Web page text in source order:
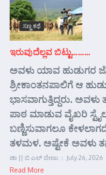
ಸಣ್ಣ ಕಥೆ
ಇರುವುದೆಲ್ಲವ ಬಿಟ್ಟು………
ಅವಳು ಯಾವ ಹುಡುಗರ
ಶ್ರೀಕಾಂತನಪಾಲಿಗೆ ಆ
ಭಾಸವಾಗುತ್ತಿದ್ದರು.
ಪಾಠ ಮಾಡುವ ವೈಖರಿ
ಬಣ್ಣಿಸುವಾಗಲೂ
ತಳಮಳ. ಅಷ್ಟೇಕೆ ಅವಳು
ಡಾ || ಬಿ ಎಲ್ ವೇಣು July 26, 2026
Read More